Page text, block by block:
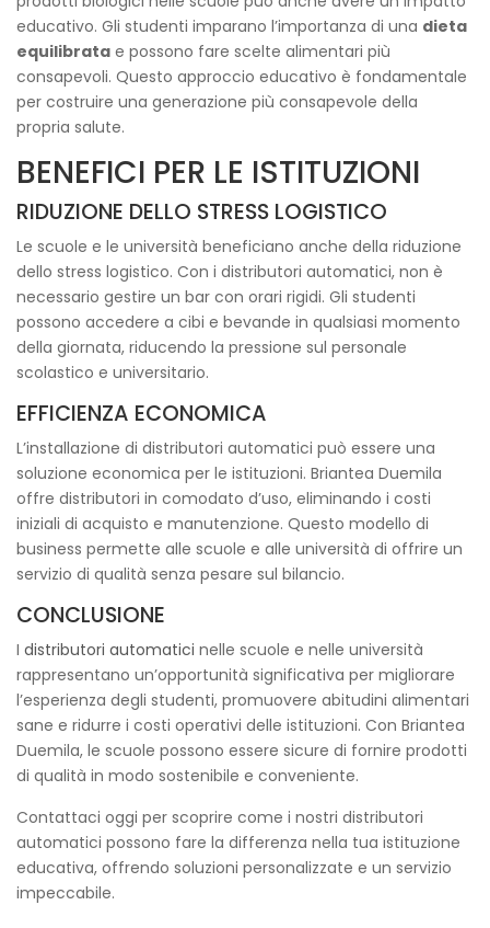
educativo. Gli studenti imparano l’importanza di una dieta
equilibrata e possono fare scelte alimentari più
consapevoli. Questo approccio educativo è fondamentale
per costruire una generazione più consapevole della
propria salute.
BENEFICI PER LE ISTITUZIONI
RIDUZIONE DELLO STRESS LOGISTICO
Le scuole e le università beneficiano anche della riduzione
dello stress logistico. Con i distributori automatici, non è
necessario gestire un bar con orari rigidi. Gli studenti
possono accedere a cibi e bevande in qualsiasi momento
della giornata, riducendo la pressione sul personale
scolastico e universitario.
EFFICIENZA ECONOMICA
L’installazione di distributori automatici può essere una
soluzione economica per le istituzioni. Briantea Duemila
offre distributori in comodato d’uso, eliminando i costi
iniziali di acquisto e manutenzione. Questo modello di
business permette alle scuole e alle università di offrire un
servizio di qualità senza pesare sul bilancio.
CONCLUSIONE
I distributori automatici nelle scuole e nelle università
rappresentano un’opportunità significativa per migliorare
l’esperienza degli studenti, promuovere abitudini alimentari
sane e ridurre i costi operativi delle istituzioni. Con Briantea
Duemila, le scuole possono essere sicure di fornire prodotti
di qualità in modo sostenibile e conveniente.
Contattaci oggi per scoprire come i nostri distributori
automatici possono fare la differenza nella tua istituzione
educativa, offrendo soluzioni personalizzate e un servizio
impeccabile.